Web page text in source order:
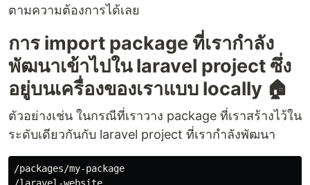
ตามความต้องการได้เลย
การ import package ที่เรากำลัง
พัฒนาเข้าไปใน laravel project ซึ่ง
อยู่บนเครื่องของเราแบบ locally 🏠
ตัวอย่างเช่น ในกรณีที่เราวาง package ที่เราสร้างไว้ใน
ระดับเดียวกันกับ laravel project ที่เรากำลังพัฒนา
/packages/my-package